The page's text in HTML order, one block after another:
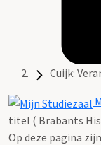
Cuijk:
titel ( Brabants
Op deze pagina